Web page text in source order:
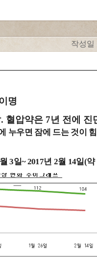
작성일
명
. 혈압약은 7년 전에 진
누우면 잠에 드는 것이
월3일~ 2017년 2월 14일(약